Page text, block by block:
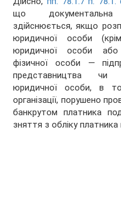
що документальна
здійснюється, якщо
юридичної особи
юридичної особи або
фізичної особи —
представництва чи
юридичної особи, в
організації, порушено
банкрутом платника
зняття з обліку платника